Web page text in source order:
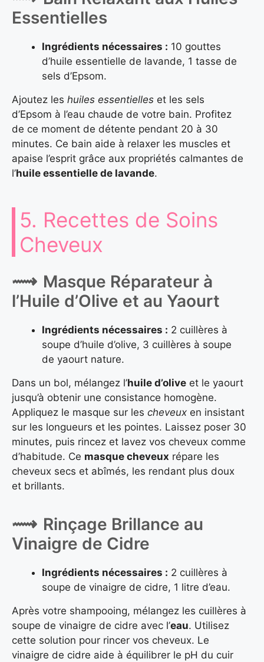
Essentielles
Ingrédients nécessaires : 10 gouttes
d’huile essentielle de lavande, 1 tasse de
sels d’Epsom.
Ajoutez les huiles essentielles et les sels
d’Epsom à l’eau chaude de votre bain. Profitez
de ce moment de détente pendant 20 à 30
minutes. Ce bain aide à relaxer les muscles et
apaise l’esprit grâce aux propriétés calmantes de
l’huile essentielle de lavande.
5. Recettes de Soins
Cheveux
Masque Réparateur à
l’Huile d’Olive et au Yaourt
Ingrédients nécessaires : 2 cuillères à
soupe d’huile d’olive, 3 cuillères à soupe
de yaourt nature.
Dans un bol, mélangez l’huile d’olive et le yaourt
jusqu’à obtenir une consistance homogène.
Appliquez le masque sur les cheveux en insistant
sur les longueurs et les pointes. Laissez poser 30
minutes, puis rincez et lavez vos cheveux comme
d’habitude. Ce masque cheveux répare les
cheveux secs et abîmés, les rendant plus doux
et brillants.
Rinçage Brillance au
Vinaigre de Cidre
Ingrédients nécessaires : 2 cuillères à
soupe de vinaigre de cidre, 1 litre d’eau.
Après votre shampooing, mélangez les cuillères à
soupe de vinaigre de cidre avec l’eau. Utilisez
cette solution pour rincer vos cheveux. Le
vinaigre de cidre aide à équilibrer le pH du cuir